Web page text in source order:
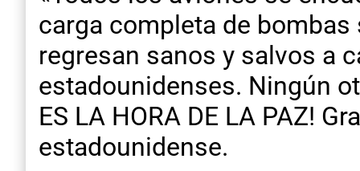
carga completa de
regresan sanos y salvos a
estadounidenses. Ningún
ES LA HORA DE LA PAZ!
estadounidense.